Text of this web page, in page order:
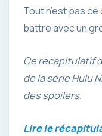
Tout n’est pas
battre avec un
Ce récapitulatif
de la série Hulu
des spoilers.
Lire le